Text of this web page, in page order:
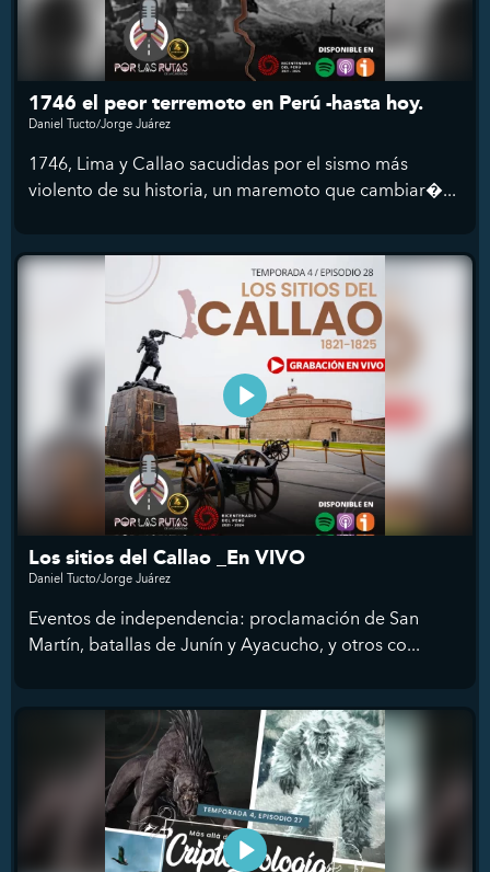
1746 el peor terremoto en Perú -hasta hoy.
Daniel Tucto/Jorge Juárez
1746, Lima y Callao sacudidas por el sismo más
violento de su historia, un maremoto que cambiar�...
Los sitios del Callao _En VIVO
Daniel Tucto/Jorge Juárez
Eventos de independencia: proclamación de San
Martín, batallas de Junín y Ayacucho, y otros co...